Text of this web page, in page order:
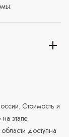
Стоимость и
этапе
доступна